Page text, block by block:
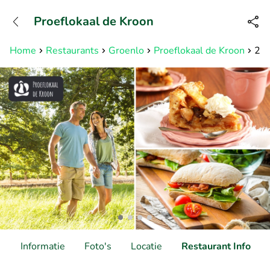
Bereikbaar tot 23:00 uur
Home Restaurants Groenlo Proeflokaal de Kroon 2-
Proeflokaal de Kroon
Informatie Foto's Locatie Restaurant Info